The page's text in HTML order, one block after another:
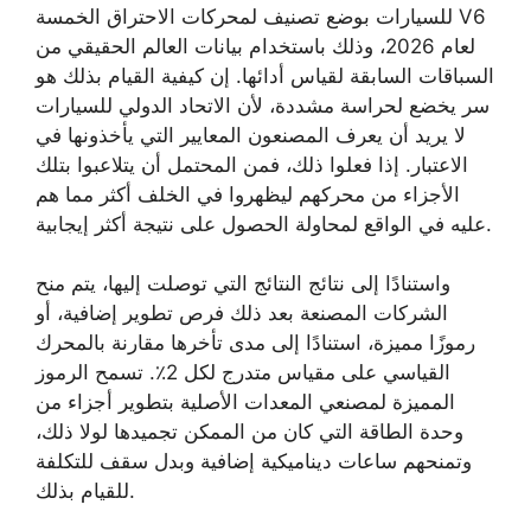
للسيارات بوضع تصنيف لمحركات الاحتراق الخمسة V6
لعام 2026، وذلك باستخدام بيانات العالم الحقيقي من
السباقات السابقة لقياس أدائها. إن كيفية القيام بذلك هو
سر يخضع لحراسة مشددة، لأن الاتحاد الدولي للسيارات
لا يريد أن يعرف المصنعون المعايير التي يأخذونها في
الاعتبار. إذا فعلوا ذلك، فمن المحتمل أن يتلاعبوا بتلك
الأجزاء من محركهم ليظهروا في الخلف أكثر مما هم
عليه في الواقع لمحاولة الحصول على نتيجة أكثر إيجابية.
واستنادًا إلى نتائج النتائج التي توصلت إليها، يتم منح
الشركات المصنعة بعد ذلك فرص تطوير إضافية، أو
رموزًا مميزة، استنادًا إلى مدى تأخرها مقارنة بالمحرك
القياسي على مقياس متدرج لكل 2٪. تسمح الرموز
المميزة لمصنعي المعدات الأصلية بتطوير أجزاء من
وحدة الطاقة التي كان من الممكن تجميدها لولا ذلك،
وتمنحهم ساعات ديناميكية إضافية وبدل سقف للتكلفة
للقيام بذلك.